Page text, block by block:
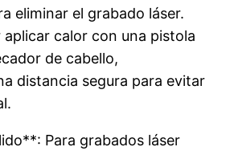
eliminar el grabado láser.
aplicar calor con una pistola
de cabello,
distancia segura para evitar
Para grabados láser